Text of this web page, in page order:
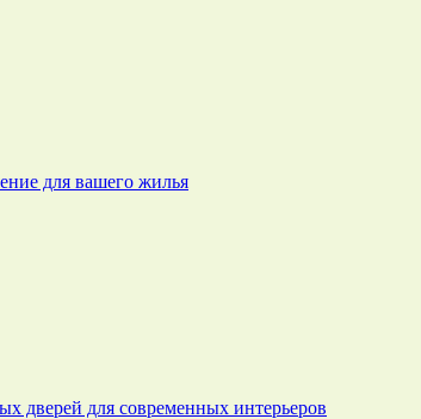
для вашего жилья
дверей для современных интерьеров